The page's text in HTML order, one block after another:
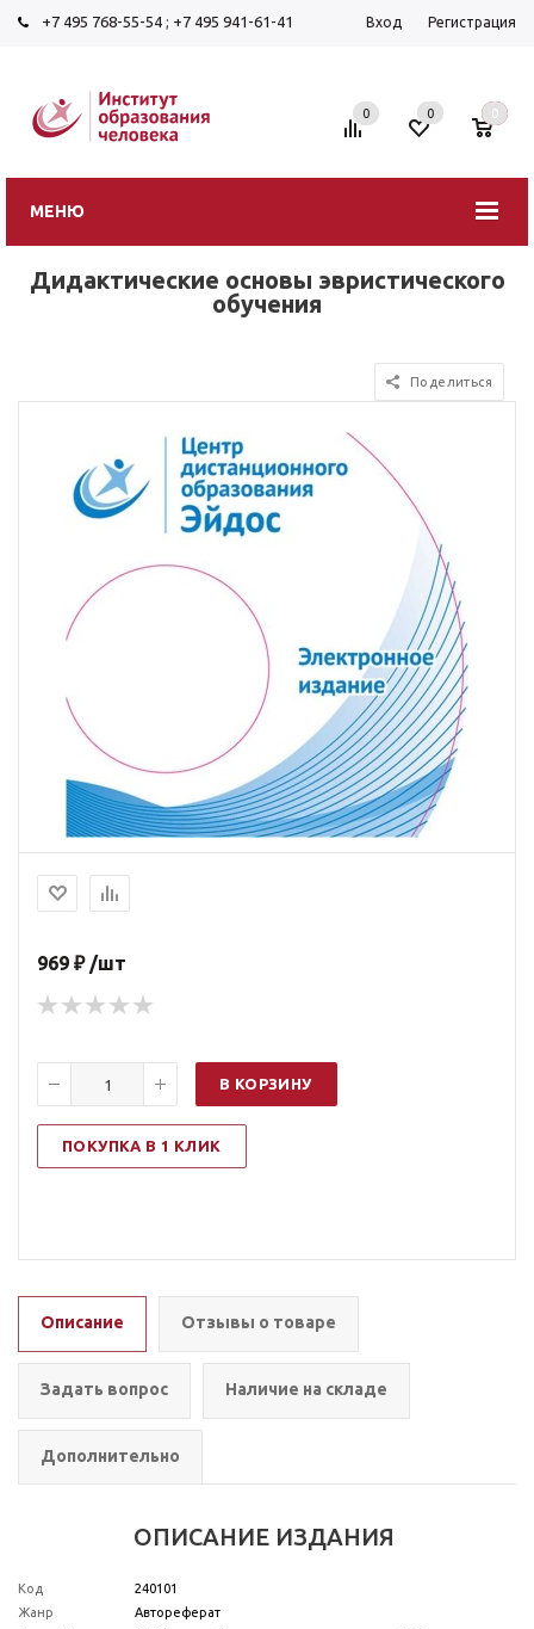
+7 495 768-55-54 ; +7 495 941-61-41 Вход Регистрация
МЕНЮ
0 0 0
Дидактические основы эвристического
обучения
Поделиться
969 ₽ /шт
В КОРЗИНУ
ПОКУПКА В 1 КЛИК
Описание Отзывы о товаре
Задать вопрос Наличие на складе
Дополнительно
ОПИСАНИЕ ИЗДАНИЯ
Код
240101
Жанр
Автореферат